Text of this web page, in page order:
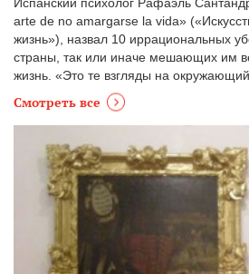
Испанский психолог Рафаэль
arte de no amargarse la vida»
жизнь»), назвал 10 иррациональных
страны, так или иначе мешающих им
жизнь. «Это те взгляды на
Смотреть все